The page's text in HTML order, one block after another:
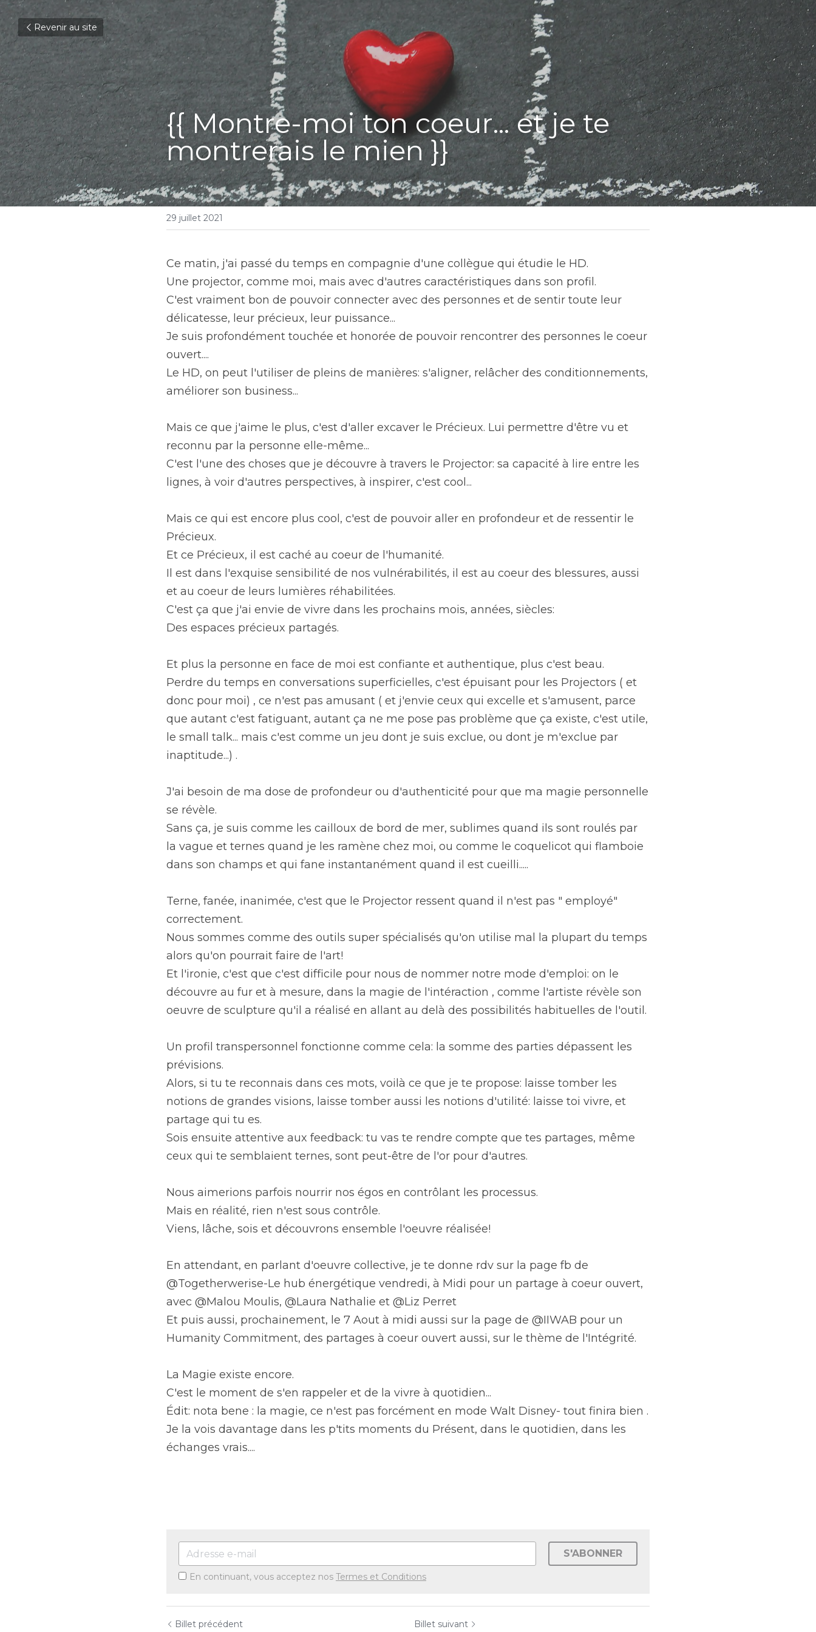
Revenir au site
{{ Montre-moi ton coeur... et je te
montrerais le mien }}
29 juillet 2021
Ce matin, j'ai passé du temps en compagnie d'une collègue qui étudie le HD.
Une projector, comme moi, mais avec d'autres caractéristiques dans son profil.
C'est vraiment bon de pouvoir connecter avec des personnes et de sentir toute leur
délicatesse, leur précieux, leur puissance...
Je suis profondément touchée et honorée de pouvoir rencontrer des personnes le coeur
ouvert....
Le HD, on peut l'utiliser de pleins de manières: s'aligner, relâcher des conditionnements,
améliorer son business...
Mais ce que j'aime le plus, c'est d'aller excaver le Précieux. Lui permettre d'être vu et
reconnu par la personne elle-même...
C'est l'une des choses que je découvre à travers le Projector: sa capacité à lire entre les
lignes, à voir d'autres perspectives, à inspirer, c'est cool...
Mais ce qui est encore plus cool, c'est de pouvoir aller en profondeur et de ressentir le
Précieux.
Et ce Précieux, il est caché au coeur de l'humanité.
Il est dans l'exquise sensibilité de nos vulnérabilités, il est au coeur des blessures, aussi
et au coeur de leurs lumières réhabilitées.
C'est ça que j'ai envie de vivre dans les prochains mois, années, siècles:
Des espaces précieux partagés.
Et plus la personne en face de moi est confiante et authentique, plus c'est beau.
Perdre du temps en conversations superficielles, c'est épuisant pour les Projectors ( et
donc pour moi) , ce n'est pas amusant ( et j'envie ceux qui excelle et s'amusent, parce
que autant c'est fatiguant, autant ça ne me pose pas problème que ça existe, c'est utile,
le small talk... mais c'est comme un jeu dont je suis exclue, ou dont je m'exclue par
inaptitude...) .
J'ai besoin de ma dose de profondeur ou d'authenticité pour que ma magie personnelle
se révèle.
Sans ça, je suis comme les cailloux de bord de mer, sublimes quand ils sont roulés par
la vague et ternes quand je les ramène chez moi, ou comme le coquelicot qui flamboie
dans son champs et qui fane instantanément quand il est cueilli.....
Terne, fanée, inanimée, c'est que le Projector ressent quand il n'est pas " employé"
correctement.
Nous sommes comme des outils super spécialisés qu'on utilise mal la plupart du temps
alors qu'on pourrait faire de l'art!
Et l'ironie, c'est que c'est difficile pour nous de nommer notre mode d'emploi: on le
découvre au fur et à mesure, dans la magie de l'intéraction , comme l'artiste révèle son
oeuvre de sculpture qu'il a réalisé en allant au delà des possibilités habituelles de l'outil.
Un profil transpersonnel fonctionne comme cela: la somme des parties dépassent les
prévisions.
Alors, si tu te reconnais dans ces mots, voilà ce que je te propose: laisse tomber les
notions de grandes visions, laisse tomber aussi les notions d'utilité: laisse toi vivre, et
partage qui tu es.
Sois ensuite attentive aux feedback: tu vas te rendre compte que tes partages, même
ceux qui te semblaient ternes, sont peut-être de l'or pour d'autres.
Nous aimerions parfois nourrir nos égos en contrôlant les processus.
Mais en réalité, rien n'est sous contrôle.
Viens, lâche, sois et découvrons ensemble l'oeuvre réalisée!
En attendant, en parlant d'oeuvre collective, je te donne rdv sur la page fb de
@Togetherwerise-Le hub énergétique vendredi, à Midi pour un partage à coeur ouvert,
avec @Malou Moulis, @Laura Nathalie et @Liz Perret
Et puis aussi, prochainement, le 7 Aout à midi aussi sur la page de @IIWAB pour un
Humanity Commitment, des partages à coeur ouvert aussi, sur le thème de l'Intégrité.
La Magie existe encore.
C'est le moment de s'en rappeler et de la vivre à quotidien...
Édit: nota bene : la magie, ce n'est pas forcément en mode Walt Disney- tout finira bien .
Je la vois davantage dans les p'tits moments du Présent, dans le quotidien, dans les
échanges vrais....
S'ABONNER
En continuant, vous acceptez nos Termes et Conditions
Billet précédent Billet suivant